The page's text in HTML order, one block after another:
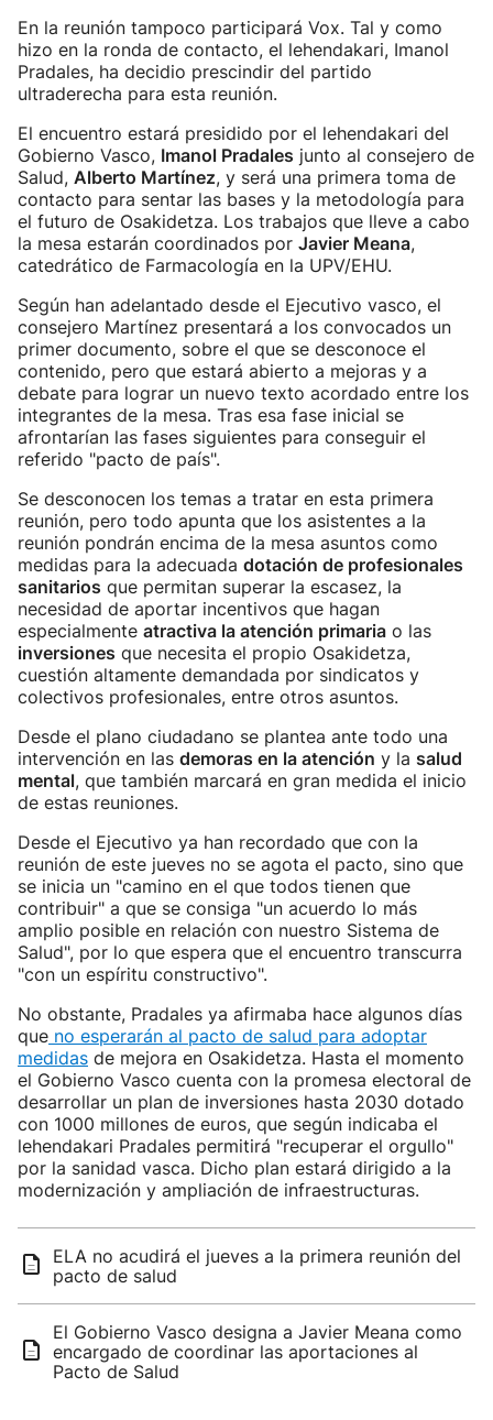
En la reunión tampoco participará Vox. Tal y como
hizo en la ronda de contacto, el lehendakari, Imanol
Pradales, ha decidio prescindir del partido
ultraderecha para esta reunión.
El encuentro estará presidido por el lehendakari del
Gobierno Vasco, Imanol Pradales junto al consejero de
Salud, Alberto Martínez, y será una primera toma de
contacto para sentar las bases y la metodología para
el futuro de Osakidetza. Los trabajos que lleve a cabo
la mesa estarán coordinados por Javier Meana,
catedrático de Farmacología en la UPV/EHU.
Según han adelantado desde el Ejecutivo vasco, el
consejero Martínez presentará a los convocados un
primer documento, sobre el que se desconoce el
contenido, pero que estará abierto a mejoras y a
debate para lograr un nuevo texto acordado entre los
integrantes de la mesa. Tras esa fase inicial se
afrontarían las fases siguientes para conseguir el
referido "pacto de país".
Se desconocen los temas a tratar en esta primera
reunión, pero todo apunta que los asistentes a la
reunión pondrán encima de la mesa asuntos como
medidas para la adecuada dotación de profesionales
sanitarios que permitan superar la escasez, la
necesidad de aportar incentivos que hagan
especialmente atractiva la atención primaria o las
inversiones que necesita el propio Osakidetza,
cuestión altamente demandada por sindicatos y
colectivos profesionales, entre otros asuntos.
Desde el plano ciudadano se plantea ante todo una
intervención en las demoras en la atención y la salud
mental, que también marcará en gran medida el inicio
de estas reuniones.
Desde el Ejecutivo ya han recordado que con la
reunión de este jueves no se agota el pacto, sino que
se inicia un "camino en el que todos tienen que
contribuir" a que se consiga "un acuerdo lo más
amplio posible en relación con nuestro Sistema de
Salud", por lo que espera que el encuentro transcurra
"con un espíritu constructivo".
No obstante, Pradales ya afirmaba hace algunos días
que no esperarán al pacto de salud para adoptar
medidas de mejora en Osakidetza. Hasta el momento
el Gobierno Vasco cuenta con la promesa electoral de
desarrollar un plan de inversiones hasta 2030 dotado
con 1000 millones de euros, que según indicaba el
lehendakari Pradales permitirá "recuperar el orgullo"
por la sanidad vasca. Dicho plan estará dirigido a la
modernización y ampliación de infraestructuras.
ELA no acudirá el jueves a la primera reunión del
pacto de salud
El Gobierno Vasco designa a Javier Meana como
encargado de coordinar las aportaciones al
Pacto de Salud